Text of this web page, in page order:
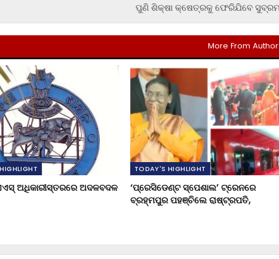
ପୁଣି ଶିକ୍ଷା କ୍ଷେତ୍ରକୁ ଫେରିଯିବେ
More From Author
ଅଧିକାରୀସ୍ତରରେ ଅଦଳବଦଳ
TODAY'S HIGHLIGHT
‘ପ୍ରେସିଡେଣ୍ଟ ସ୍ପେଶାଲ’ ଟ୍ରେନରେ
ବ୍ରହ୍ମପୁର ପହଞ୍ଚିଲେ ରାଷ୍ଟ୍ରପତି,